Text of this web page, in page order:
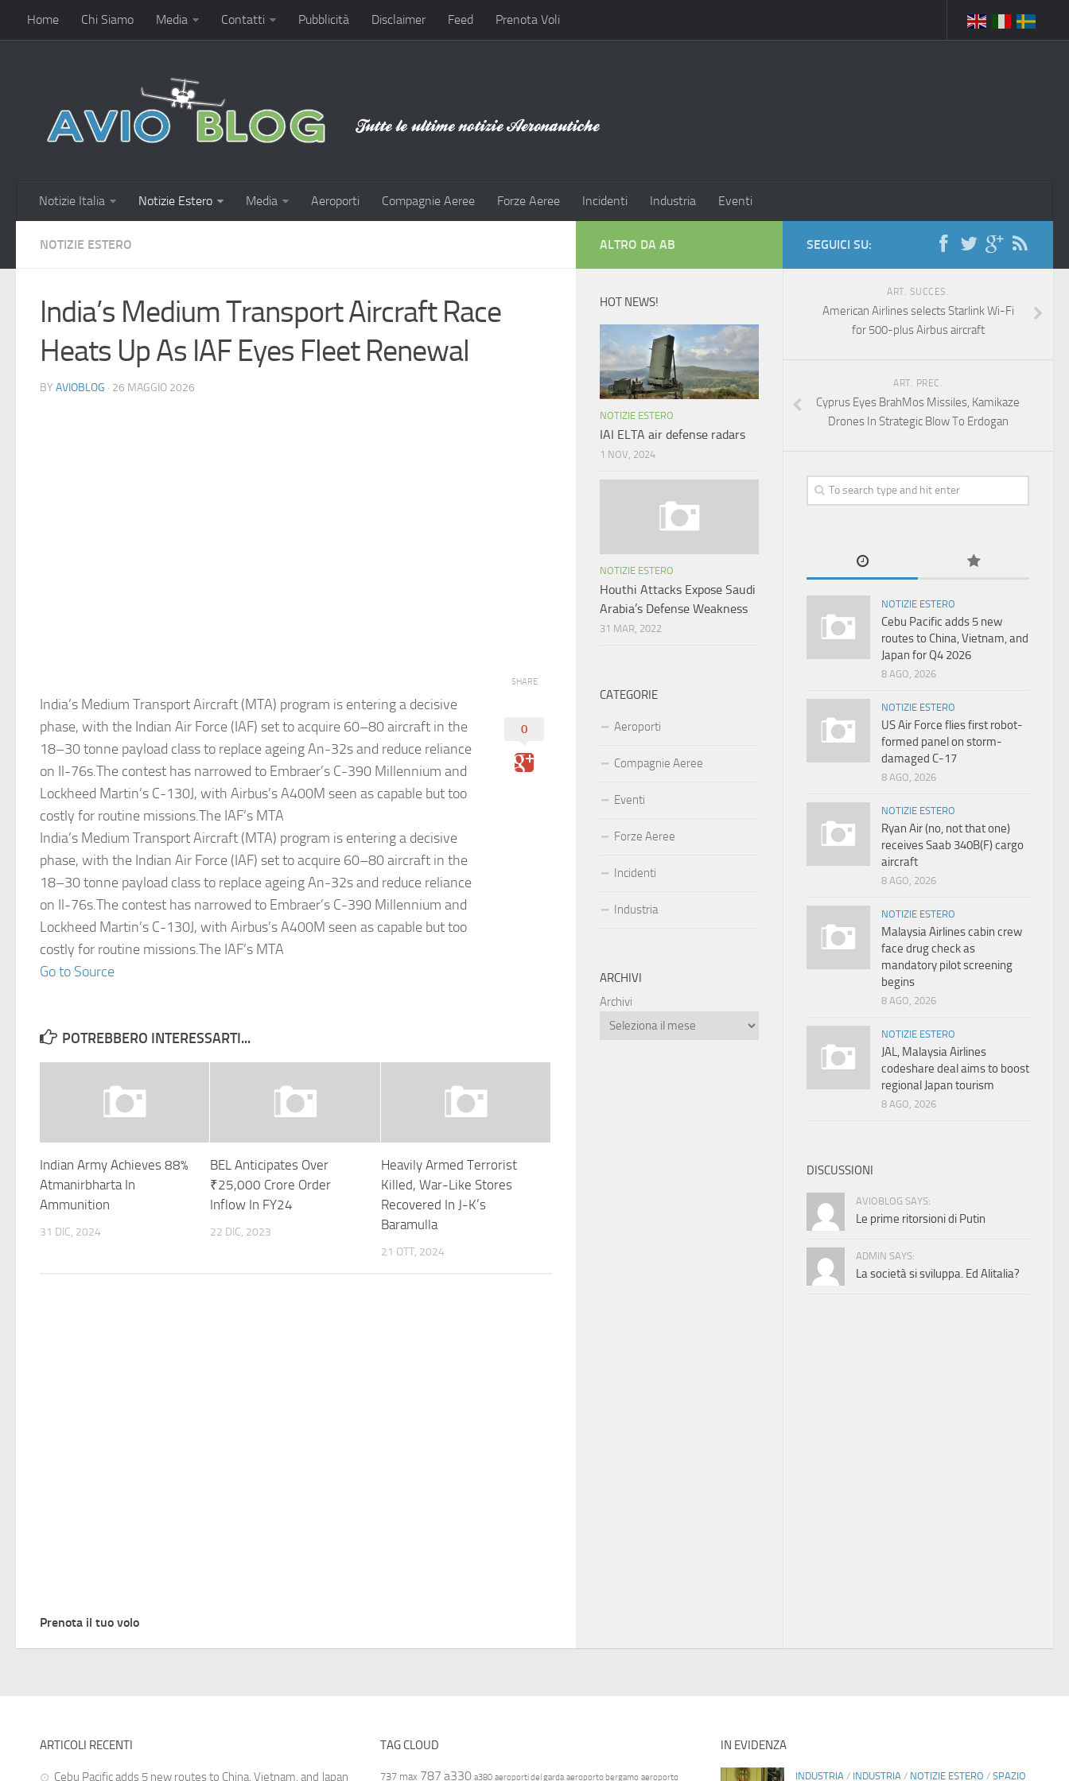
Home Chi Siamo Media Contatti Pubblicità Disclaimer Feed Prenota Voli
Notizie Italia Notizie Estero Media Aeroporti Compagnie Aeree Forze Aeree Incidenti Industria Eventi
NOTIZIE ESTERO
India’s Medium Transport Aircraft Race
Heats Up As IAF Eyes Fleet Renewal
BY AVIOBLOG · 26 MAGGIO 2026
India’s Medium Transport Aircraft (MTA) program is entering a decisive
phase, with the Indian Air Force (IAF) set to acquire 60–80 aircraft in the
18–30 tonne payload class to replace ageing An-32s and reduce reliance
on Il-76s.The contest has narrowed to Embraer’s C-390 Millennium and
Lockheed Martin’s C-130J, with Airbus’s A400M seen as capable but too
costly for routine missions.The IAF’s MTA
India’s Medium Transport Aircraft (MTA) program is entering a decisive
phase, with the Indian Air Force (IAF) set to acquire 60–80 aircraft in the
18–30 tonne payload class to replace ageing An-32s and reduce reliance
on Il-76s.The contest has narrowed to Embraer’s C-390 Millennium and
Lockheed Martin’s C-130J, with Airbus’s A400M seen as capable but too
costly for routine missions.The IAF’s MTA
Go to Source
SHARE
0
POTREBBERO INTERESSARTI...
Indian Army Achieves 88%
Atmanirbharta In
Ammunition
31 DIC, 2024
BEL Anticipates Over
₹25,000 Crore Order
Inflow In FY24
22 DIC, 2023
Heavily Armed Terrorist
Killed, War-Like Stores
Recovered In J-K’s
Baramulla
21 OTT, 2024
Prenota il tuo volo
SEGUICI SU:
ART. SUCCES.
American Airlines selects Starlink Wi-Fi
for 500-plus Airbus aircraft
ART. PREC.
Cyprus Eyes BrahMos Missiles, Kamikaze
Drones In Strategic Blow To Erdogan
NOTIZIE ESTERO
Cebu Pacific adds 5 new
routes to China, Vietnam, and
Japan for Q4 2026
8 AGO, 2026
NOTIZIE ESTERO
US Air Force flies first robot-
formed panel on storm-
damaged C-17
8 AGO, 2026
NOTIZIE ESTERO
Ryan Air (no, not that one)
receives Saab 340B(F) cargo
aircraft
8 AGO, 2026
NOTIZIE ESTERO
Malaysia Airlines cabin crew
face drug check as
mandatory pilot screening
begins
8 AGO, 2026
NOTIZIE ESTERO
JAL, Malaysia Airlines
codeshare deal aims to boost
regional Japan tourism
8 AGO, 2026
DISCUSSIONI
AVIOBLOG SAYS:
Le prime ritorsioni di Putin
ADMIN SAYS:
La società si sviluppa. Ed Alitalia?
ALTRO DA AB
HOT NEWS!
NOTIZIE ESTERO
IAI ELTA air defense radars
1 NOV, 2024
NOTIZIE ESTERO
Houthi Attacks Expose Saudi
Arabia’s Defense Weakness
31 MAR, 2022
CATEGORIE
Aeroporti
Compagnie Aeree
Eventi
Forze Aeree
Incidenti
Industria
ARCHIVI
Archivi
ARTICOLI RECENTI
Cebu Pacific adds 5 new routes to China, Vietnam, and Japan
TAG CLOUD
737 max 787 a330 a380 aeroporti del garda aeroporto bergamo aeroporto
IN EVIDENZA
INDUSTRIA / INDUSTRIA / NOTIZIE ESTERO / SPAZIO